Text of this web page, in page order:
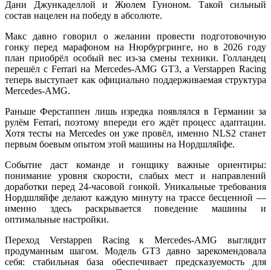
Дани Джункаделлой и Жюлем Гуноном. Такой сильный
состав нацелен на победу в абсолюте.
Макс давно говорил о желании провести подготовочную
гонку перед марафоном на Нюрбургринге, но в 2026 году
план приобрёл особый вес из-за смены техники. Голландец
перешёл с Ferrari на Mercedes-AMG GT3, а Verstappen Racing
теперь выступает как официально поддерживаемая структура
Mercedes-AMG.
Раньше Ферстаппен лишь изредка появлялся в Германии за
рулём Ferrari, поэтому впереди его ждёт процесс адаптации.
Хотя тесты на Mercedes он уже провёл, именно NLS2 станет
первым боевым опытом этой машины на Нордшляйфе.
Событие даст команде и гонщику важные ориентиры:
понимание уровня скорости, слабых мест и направлений
доработки перед 24-часовой гонкой. Уникальные требования
Нордшляйфе делают каждую минуту на трассе бесценной —
именно здесь раскрывается поведение машины и
оптимальные настройки.
Переход Verstappen Racing к Mercedes-AMG выглядит
продуманным шагом. Модель GT3 давно зарекомендовала
себя: стабильная база обеспечивает предсказуемость для